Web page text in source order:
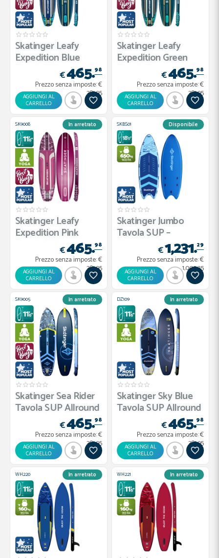
Skatinger Leafy
Expedition Blue
Tavola SU...€465.98
Prezzo senza imposte:€
381.95
AGGIUNGI AL
CARRELLO
Skatinger Leafy
Expedition Green
€465.98
Prezzo senza imposte:€
381.95
AGGIUNGI AL
CARRELLO
SK9008 In arretrato
Skatinger Leafy
Expedition Pink
Tavola SU...€465.98
Prezzo senza imposte:€
381.95
AGGIUNGI AL
CARRELLO
SKBS01 Disponibile
Skatinger Jumbo
Tavola SUP –
Massiccia, S...
€1,231.29
Prezzo senza imposte:€
1,009.25
AGGIUNGI AL
CARRELLO
SK9005 In arretrato
Skatinger Sea Rider
Tavola SUP Allround
€465.98
Prezzo senza imposte:€
381.95
AGGIUNGI AL
CARRELLO
DZ109 In arretrato
Skatinger Sky Blue
Tavola SUP Allround
€465.98
Prezzo senza imposte:€
381.95
AGGIUNGI AL
CARRELLO
WH220 In arretrato WH221 In arretrato